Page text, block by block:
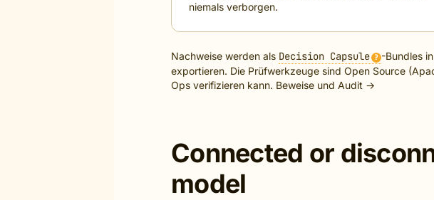
niemals verborgen.
Nachweise werden als Decision Capsule ? -Bundles
exportieren. Die Prüfwerkzeuge sind Open Source
Ops verifizieren kann. Beweise und Audit →
Connected or
model